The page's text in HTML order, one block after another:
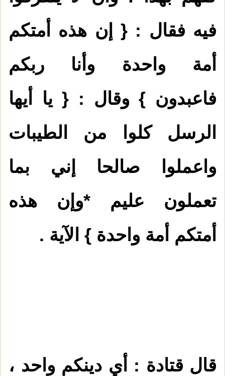
فيه فقال : { إن هذه أمتكم
أمة واحدة وأنا ربكم
فاعبدون } وقال : { يا أيها
الرسل كلوا من الطيبات
واعملوا صالحا إني بما
تعملون عليم *وإن هذه
أمتكم أمة واحدة } الآية .
قال قتادة : أي دينكم واحد ،